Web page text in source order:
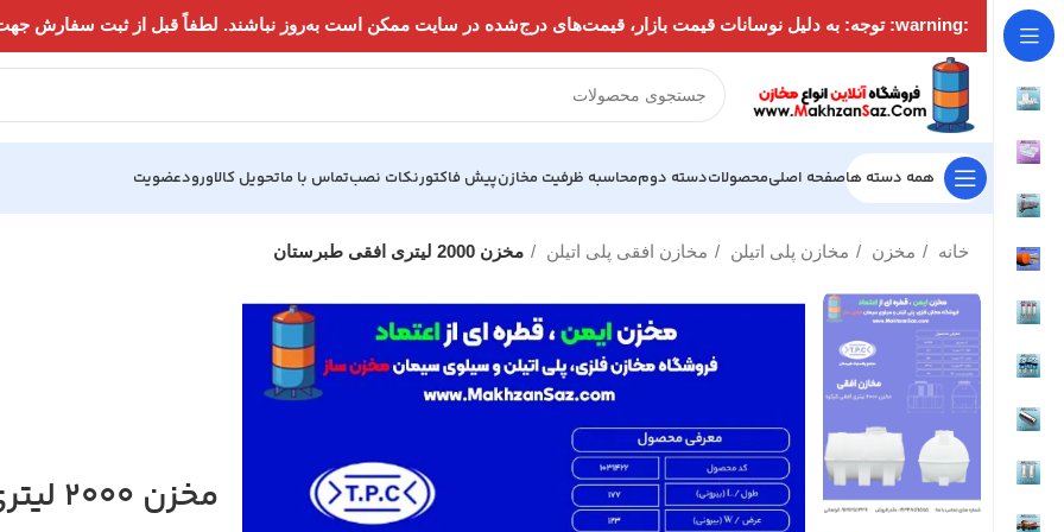
:warning: توجه: به دلیل نوسانات قیمت بازار، قیمت‌های درج‌شده در سایت ممکن است به‌روز نباشند. لطفاً قبل از ثبت سفارش جهت استعلام قیمت با شماره‌های زیر تماس بگیرید:
همه دسته هاصفحه اصلیمحصولاتدسته دوممحاسبه ظرفیت مخازنپیش فاکتورنکات نصبتماس با ماتحویل کالاورودعضویت
خانه مخزن مخازن پلی اتیلن مخازن افقی پلی اتیلن مخزن 2000 لیتری افقی طبرستان
مخزن 2000 لیتری افقی طبرستان